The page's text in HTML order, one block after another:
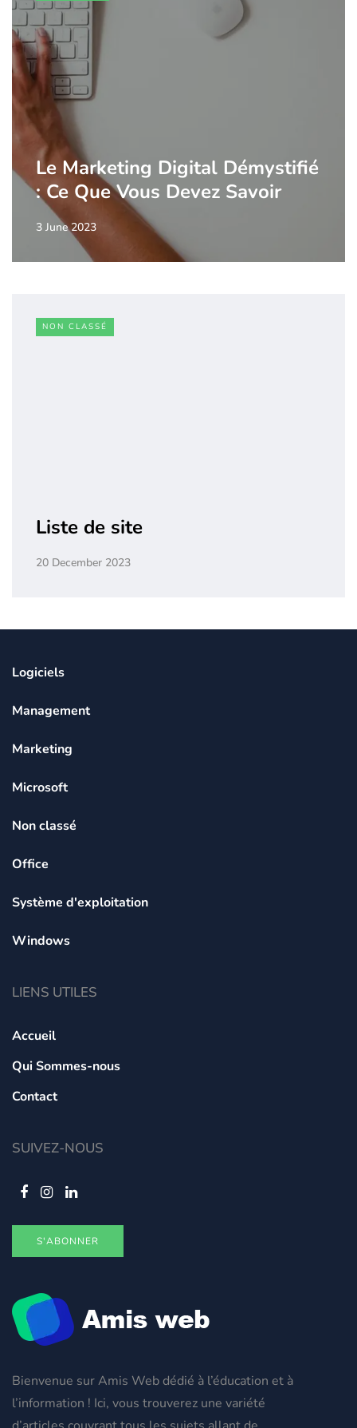
Le Marketing Digital Démystifié
: Ce Que Vous Devez Savoir
3 June 2023
NON CLASSÉ
Liste de site
20 December 2023
Bienvenue sur Amis Web dédié à l’éducation et à
l’information ! Ici, vous trouverez une variété
Logiciels
Management
Marketing
Microsoft
Non classé
Office
Système d'exploitation
Windows
LIENS UTILES
Accueil
Qui Sommes-nous
Contact
SUIVEZ-NOUS
S'ABONNER